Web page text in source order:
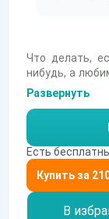
Что делать,
нибудь, а
вот другой:
смертных
Тогда
встретятся?
Развернуть
Есть
В